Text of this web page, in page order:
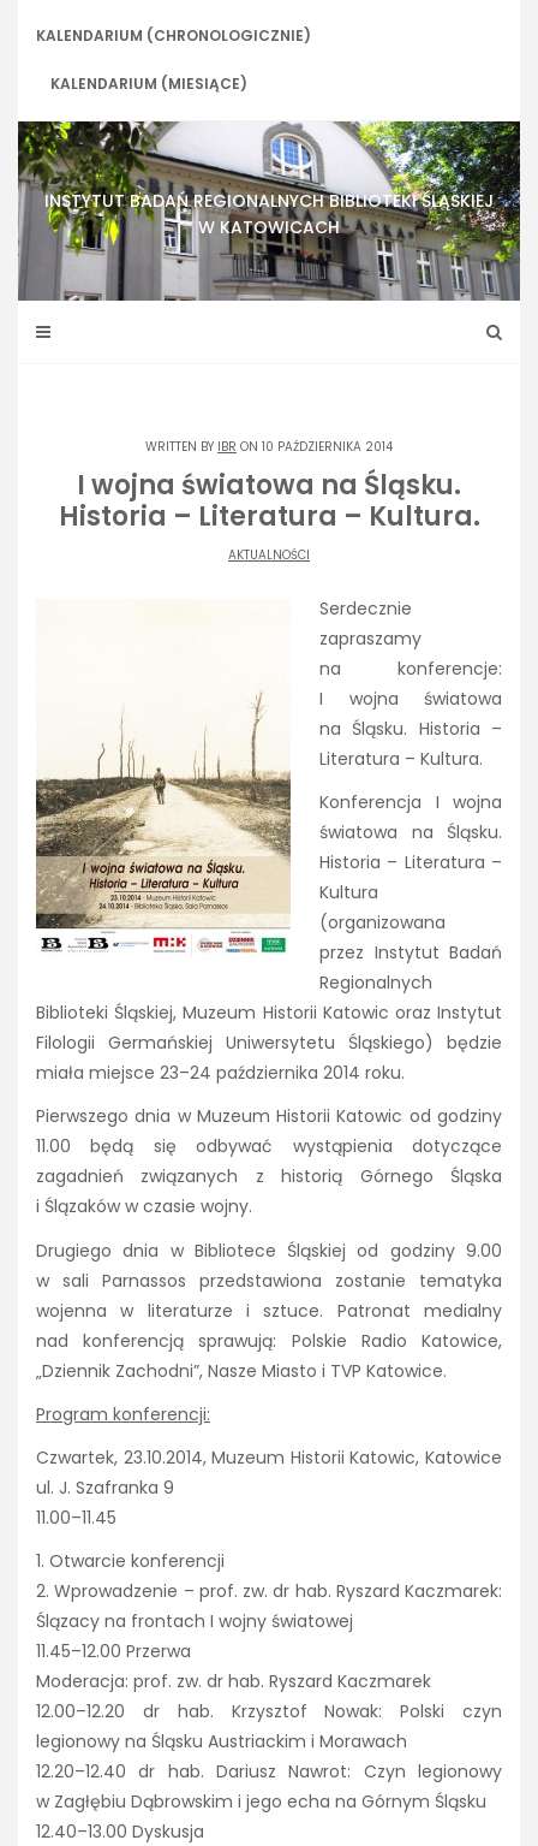
KALENDARIUM (CHRONOLOGICZNIE)
KALENDARIUM (MIESIĄCE)
INSTYTUT BADAŃ REGIONALNYCH BIBLIOTEKI ŚLĄSKIEJ
W KATOWICACH
WRITTEN BY IBR ON 10 PAŹDZIERNIKA 2014
I wojna światowa na Śląsku.
Historia – Literatura – Kultura.
AKTUALNOŚCI
Serdecznie
zapraszamy
na konferencje:
I wojna światowa
na Śląsku. Historia –
Literatura – Kultura.
Konferencja I wojna
światowa na Śląsku.
Historia – Literatura –
Kultura
(organizowana
przez Instytut Badań
Regionalnych
Biblioteki Śląskiej, Muzeum Historii Katowic oraz Instytut
Filologii Germańskiej Uniwersytetu Śląskiego) będzie
miała miejsce 23–24 października 2014 roku.
Pierwszego dnia w Muzeum Historii Katowic od godziny
11.00 będą się odbywać wystąpienia dotyczące
zagadnień związanych z historią Górnego Śląska
i Ślązaków w czasie wojny.
Drugiego dnia w Bibliotece Śląskiej od godziny 9.00
w sali Parnassos przedstawiona zostanie tematyka
wojenna w literaturze i sztuce. Patronat medialny
nad konferencją sprawują: Polskie Radio Katowice,
„Dziennik Zachodni”, Nasze Miasto i TVP Katowice.
Program konferencji:
Czwartek, 23.10.2014, Muzeum Historii Katowic, Katowice
ul. J. Szafranka 9
11.00–11.45
1. Otwarcie konferencji
2. Wprowadzenie – prof. zw. dr hab. Ryszard Kaczmarek:
Ślązacy na frontach I wojny światowej
11.45–12.00 Przerwa
Moderacja: prof. zw. dr hab. Ryszard Kaczmarek
12.00–12.20 dr hab. Krzysztof Nowak: Polski czyn
legionowy na Śląsku Austriackim i Morawach
12.20–12.40 dr hab. Dariusz Nawrot: Czyn legionowy
w Zagłębiu Dąbrowskim i jego echa na Górnym Śląsku
12.40–13.00 Dyskusja